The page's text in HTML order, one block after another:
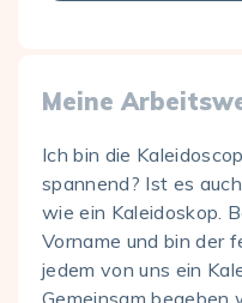
Meine
Ich bin die
spannend? Ist es
wie ein Kaleidoskop.
Vorname und bin der
jedem von uns ein
Gemeinsam begeben